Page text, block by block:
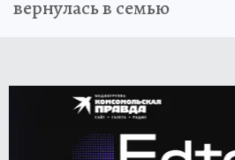
вернулась в семью